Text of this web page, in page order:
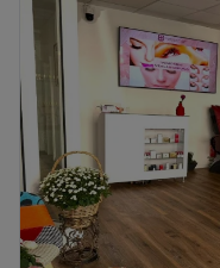
Mittwoch
Donnerstag
Freitag
Samstag
Sonntag
Die Queen ist ein
Gelsenkirchen
Vielzahl von